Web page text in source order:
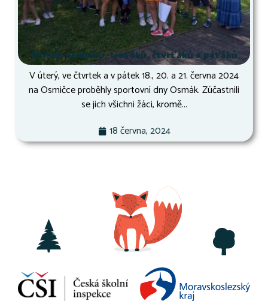
Osmák druháků, třeťáků, čtvrťáků a páťáků
V úterý, ve čtvrtek a v pátek 18., 20. a 21. června 2024
na Osmičce proběhly sportovní dny Osmák. Zúčastnili
se jich všichni žáci, kromě...
18 června, 2024